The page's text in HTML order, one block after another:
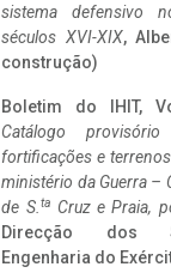
sistema defensivo
séculos XVI-XIX,
construção)
Boletim do IHIT,
Catálogo
fortificações e
ministério da Guerra –
de S. ta Cruz e Praia,
Direcção dos
Engenharia do